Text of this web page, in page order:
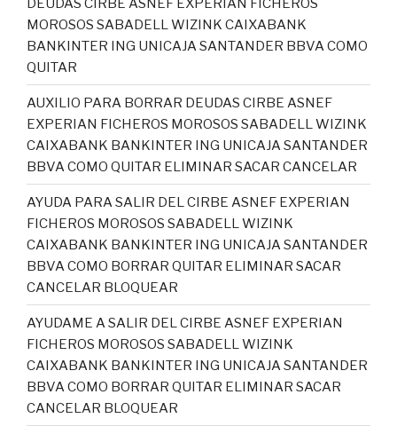
DEUDAS CIRBE ASNEF EXPERIAN FICHEROS
MOROSOS SABADELL WIZINK CAIXABANK
BANKINTER ING UNICAJA SANTANDER BBVA COMO
QUITAR
AUXILIO PARA BORRAR DEUDAS CIRBE ASNEF
EXPERIAN FICHEROS MOROSOS SABADELL WIZINK
CAIXABANK BANKINTER ING UNICAJA SANTANDER
BBVA COMO QUITAR ELIMINAR SACAR CANCELAR
AYUDA PARA SALIR DEL CIRBE ASNEF EXPERIAN
FICHEROS MOROSOS SABADELL WIZINK
CAIXABANK BANKINTER ING UNICAJA SANTANDER
BBVA COMO BORRAR QUITAR ELIMINAR SACAR
CANCELAR BLOQUEAR
AYUDAME A SALIR DEL CIRBE ASNEF EXPERIAN
FICHEROS MOROSOS SABADELL WIZINK
CAIXABANK BANKINTER ING UNICAJA SANTANDER
BBVA COMO BORRAR QUITAR ELIMINAR SACAR
CANCELAR BLOQUEAR